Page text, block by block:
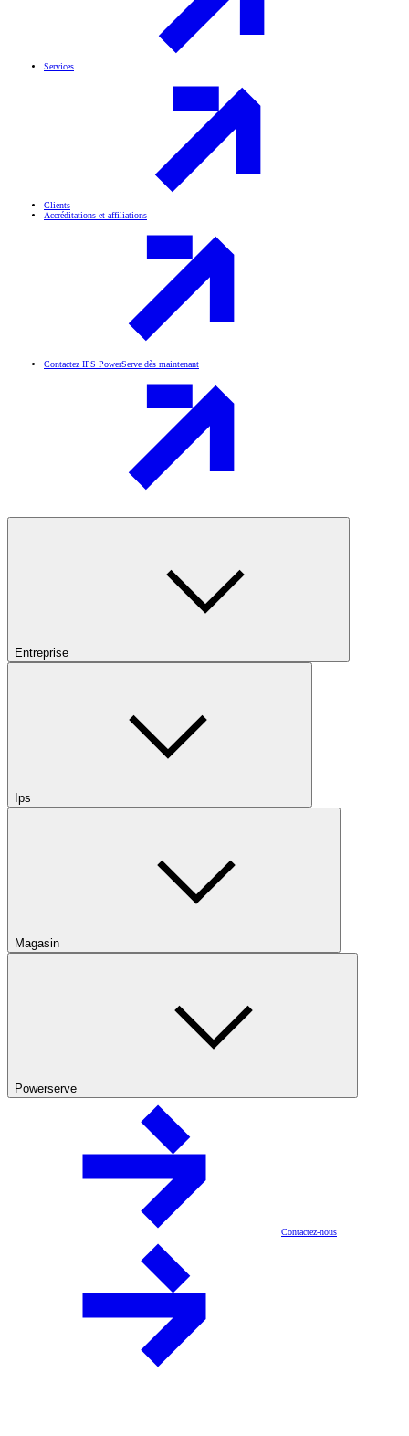
Services
Clients
Accréditations et affiliations
Contactez IPS PowerServe dès maintenant
Entreprise
Ips
Magasin
Powerserve
Contactez-nous